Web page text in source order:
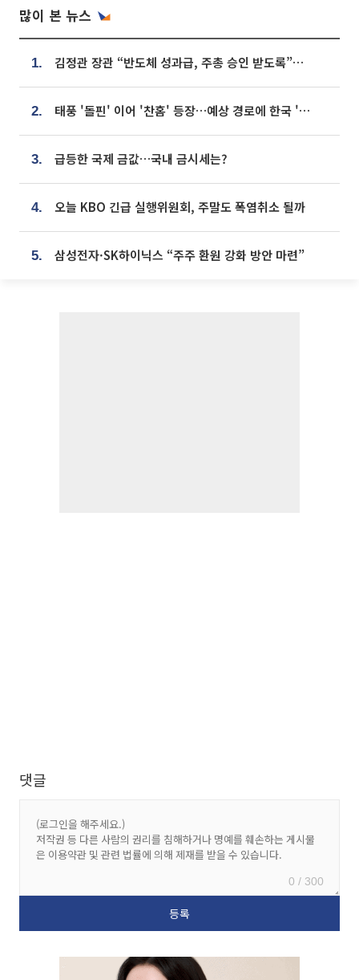
많이 본 뉴스
1. 김정관 장관 “반도체 성과급, 주총 승인 받도록”…상법·자본시장법 개정 시사
2. 태풍 '돌핀' 이어 '찬홈' 등장…예상 경로에 한국 '한숨'
3. 급등한 국제 금값…국내 금시세는?
4. 오늘 KBO 긴급 실행위원회, 주말도 폭염취소 될까
5. 삼성전자·SK하이닉스 “주주 환원 강화 방안 마련”
댓글
0 / 300